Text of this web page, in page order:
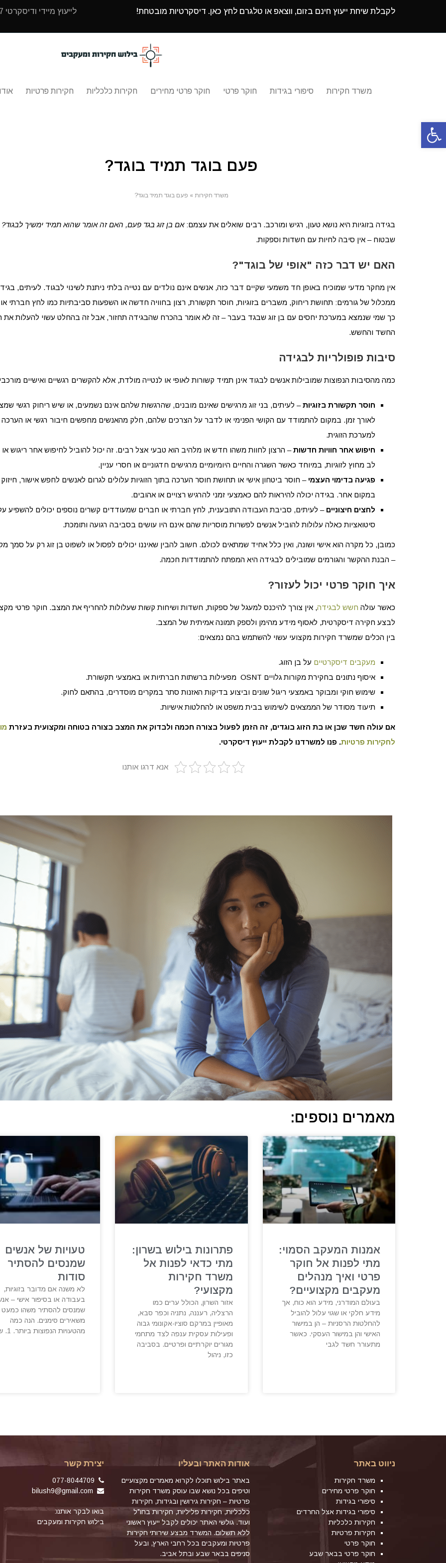
פתח סרגל נגישות
לקבלת שיחת ייעוץ חינם בזום, ווצאפ או טלגרם לחץ כאן. דיסקרטיות מובטחת! לייעוץ מיידי ודיסקרטי 24/7 עם בילוש חקירות ומעקבים חייגו
משרד חקירות סיפורי בגידות חוקר פרטי חוקר פרטי מחירים חקירות כלכליות חקירות פרטיות
פעם בוגד תמיד בוגד?
משרד חקירות » פעם בוגד תמיד בוגד?
בגידה בזוגיות היא נושא טעון, רגיש ומורכב. רבים שואלים את עצמם:אם בן זוג בגד פעם, האם זה אומר שהוא תמיד ימשיך לבגוד?
שבטוח – אין סיבה לחיות עם חשדות וספקות.
האם יש דבר כזה "אופי של בוגד"?
אין מחקר מדעי שמוכיח באופן חד משמעי שקיים דבר כזה, אנשים אינם נולדים עם נטייה בלתי ניתנת לשינוי לבגוד. לעיתים,
ממכלול של גורמים: תחושת ריחוק, משברים בזוגיות, חוסר תקשורת, רצון בחוויה חדשה או השפעות סביבתיות כמו לחץ חברתי
כך שמי שנמצא במערכת יחסים עם בן זוג שבגד בעבר – זה לא אומר בהכרח שהבגידה תחזור, אבל זה בהחלט עשוי להעלות את
החשד והחשש.
סיבות פופולריות לבגידה
כמה מהסיבות הנפוצות שמובילות אנשים לבגוד אינן תמיד קשורות לאופי או לנטייה מולדת, אלא להקשרים רגשיים ואישיים
חוסר תקשורת בזוגיות– לעיתים, בני זוג מרגישים שאינם מובנים, שהרגשות שלהם אינם נשמעים, או שיש ריחוק רגשי
לאורך זמן. במקום להתמודד עם הקושי הפנימי או לדבר על הצרכים שלהם, חלק מהאנשים מחפשים חיבור רגשי או
למערכת הזוגית.
חיפוש אחר חוויות חדשות– הרצון לחוות משהו חדש או מלהיב הוא טבעי אצל רבים. זה יכול להוביל לחיפוש אחר ריגוש
לב מחוץ לזוגיות, במיוחד כאשר השגרה והחיים היומיומיים מרגישים חדגוניים או חסרי עניין.
פגיעה בדימוי העצמי – חוסר ביטחון אישי או תחושת חוסר הערכה בתוך הזוגיות עלולים לגרום לאנשים לחפש אישור,
במקום אחר. בגידה יכולה להיראות להם כאמצעי זמני להרגיש רצויים או אהובים.
לחצים חיצוניים – לעיתים, סביבת העבודה התובענית, לחץ חברתי או חברים שמעודדים קשרים נוספים יכולים להשפיע
סיטואציות כאלה עלולות להוביל אנשים לפשרות מוסריות שהם אינם היו עושים בסביבה רגועה ותומכת.
כמובן, כל מקרה הוא אישי ושונה, ואין כלל אחיד שמתאים לכולם. חשוב להבין שאיננו יכולים לפסול או לשפוט בן זוג רק על סמך
– הבנת ההקשר והגורמים שמובילים לבגידה היא המפתח להתמודדות חכמה.
איך חוקר פרטי יכול לעזור?
כאשר עולה חשש לבגידה, אין צורך להיכנס למעגל של ספקות, חשדות ושיחות קשות שעלולות להחריף את המצב. חוקר פרטי
לבצע חקירה דיסקרטית, לאסוף מידע מהימן ולספק תמונה אמיתית של המצב.
בין הכלים שמשרד חקירות מקצועי עשוי להשתמש בהם נמצאים:
מעקבים דיסקרטיים על בן הזוג.
איסוף נתונים בחקירת מקורות גלויים OSNT מפעילות ברשתות חברתיות או באמצעי תקשורת.
שימוש חוקי ומבוקר באמצעי ריגול שונים וביצוע בדיקות האזנות סתר במקרים מוסדרים, בהתאם לחוק.
תיעוד מסודר של הממצאים לשימוש בבית משפט או להחלטות אישיות.
אם עולה חשד שבן או בת הזוג בוגדים, זה הזמן לפעול בצורה חכמה ולבדוק את המצב בצורה בטוחה ומקצועית בעזרת
לחקירות פרטיות. פנו למשרדנו לקבלת ייעוץ דיסקרטי.
אנא דרגו אותנו
מאמרים נוספים:
אמנות המעקב הסמוי:
מתי לפנות אל חוקר
פרטי ואיך מנהלים
מעקבים מקצועיים?
בעולם המודרני, מידע הוא כוח, אך
מידע חלקי או שגוי עלול להוביל
להחלטות הרסניות – הן במישור
האישי והן במישור העסקי. כאשר
מתעורר חשד לגבי
פתרונות בילוש בשרון:
מתי כדאי לפנות אל
משרד חקירות
מקצועי?
אזור השרון, הכולל ערים כמו
הרצליה, רעננה, נתניה וכפר סבא,
מאופיין במרקם סוציו-אקונומי גבוה
ופעילות עסקית ענפה לצד מתחמי
מגורים יוקרתיים ופרטיים. בסביבה
כזו, ניהול
טעויות של אנשים
שמנסים להסתיר
סודות
לא משנה אם מדובר בזוגיות,
בעבודה או בסיפור אישי –
שמנסים להסתיר משהו כמעט
משאירים סימנים. הנה כמה
מהטעויות הנפוצות ביותר. 1. שינוי
ניווט באתר
משרד חקירות
חוקר פרטי מחירים
סיפורי בגידות
סיפורי בגידות אצל החרדים
חקירות כלכליות
חקירות פרטיות
חוקר פרטי
חוקר פרטי בבאר שבע
אודות האתר ובעליו
באתר בילוש תוכלו לקרוא מאמרים מקצועיים
וטיפים בכל נושא שבו עוסק משרד חקירות
פרטיות – חקירות גירושין ובגידות, חקירות
כלכליות, חקירות פליליות, חקירות בחו"ל
ועוד. גולשי האתר יכולים לקבל ייעוץ ראשוני
ללא תשלום. המשרד מבצע שירותי חקירות
פרטיות ומעקבים בכל רחבי הארץ, ובעל
סניפים בבאר שבע ובתל אביב.
יצירת קשר
bilush9@gmail.com
בואו לבקר אותנו:
בילוש חקירות ומעקבים